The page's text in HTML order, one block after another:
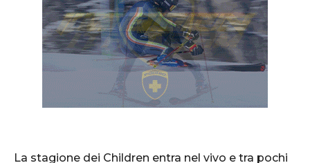
La stagione dei Children entra nel vivo e tra pochi